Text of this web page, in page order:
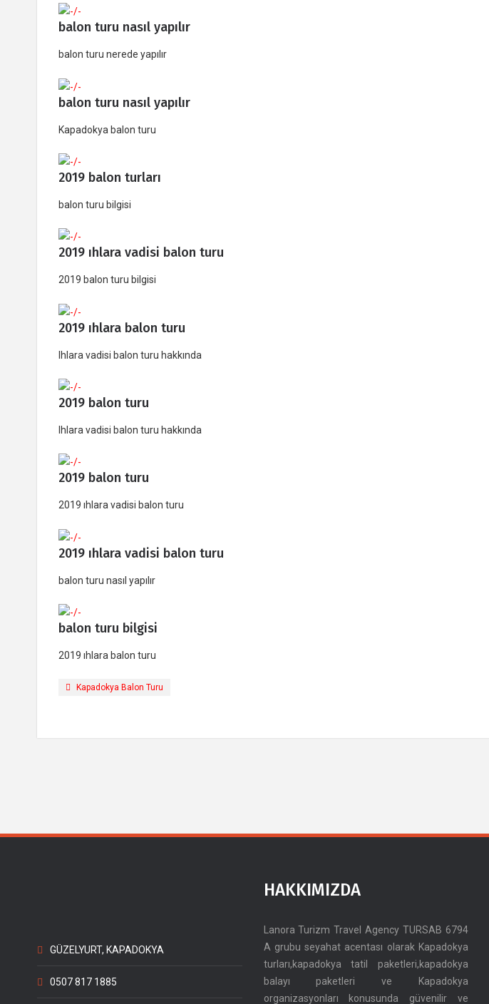
balon turu nasıl yapılır
balon turu nerede yapılır
balon turu nasıl yapılır
Kapadokya balon turu
2019 balon turları
balon turu bilgisi
2019 ıhlara vadisi balon turu
2019 balon turu bilgisi
2019 ıhlara balon turu
Ihlara vadisi balon turu hakkında
2019 balon turu
Ihlara vadisi balon turu hakkında
2019 balon turu
2019 ıhlara vadisi balon turu
2019 ıhlara vadisi balon turu
balon turu nasıl yapılır
balon turu bilgisi
2019 ıhlara balon turu
Kapadokya Balon Turu
GÜZELYURT, KAPADOKYA
0507 817 1885
HAKKIMIZDA
Lanora Turizm Travel Agency TURSAB 6794
A grubu seyahat acentası olarak Kapadokya
turları,kapadokya tatil paketleri,kapadokya
balayı paketleri ve Kapadokya
organizasyonları konusunda güvenilir ve